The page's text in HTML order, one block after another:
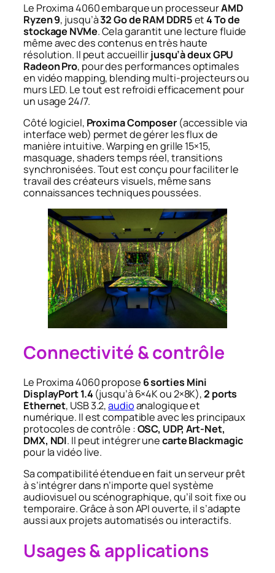
Le Proxima 4060 embarque un processeurAMD
Ryzen 9, jusqu’à32 Go de RAM DDR5et4 To de
stockage NVMe. Cela garantit une lecture fluide
même avec des contenus en très haute
résolution. Il peut accueillirjusqu’à deux GPU
Radeon Pro, pour des performances optimales
en vidéo mapping, blending multi-projecteurs ou
murs LED. Le tout est refroidi efficacement pour
un usage 24/7.
Côté logiciel, Proxima Composer(accessible via
interface web) permet de gérer les flux de
manière intuitive. Warping en grille 15×15,
masquage, shaders temps réel, transitions
synchronisées. Tout est conçu pour faciliter le
travail des créateurs visuels, même sans
connaissances techniques poussées.
Connectivité & contrôle
Le Proxima 4060 propose 6 sorties Mini
DisplayPort 1.4 (jusqu’à 6×4K ou 2×8K),2 ports
Ethernet, USB 3.2,audioanalogique et
numérique. Il est compatible avec les principaux
protocoles de contrôle :OSC, UDP, Art-Net,
DMX, NDI. Il peut intégrer unecarte Blackmagic
pour la vidéo live.
Sa compatibilité étendue en fait un serveur prêt
à s’intégrer dans n’importe quel système
audiovisuel ou scénographique, qu’il soit fixe ou
temporaire. Grâce à son API ouverte, il s’adapte
aussi aux projets automatisés ou interactifs.
Usages & applications